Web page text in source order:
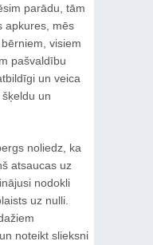
parādu, tām
apkures, mēs
visiem
pašvaldību
un veica
un
noliedz, ka
atsaucas uz
nodokli
uz nulli.
noteikt slieksni